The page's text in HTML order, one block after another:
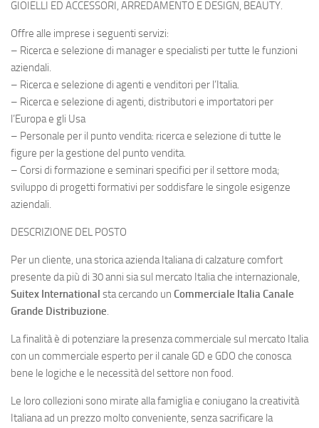
GIOIELLI ED ACCESSORI, ARREDAMENTO E DESIGN, BEAUTY.
Offre alle imprese i seguenti servizi:
– Ricerca e selezione di manager e specialisti per tutte le funzioni
aziendali.
– Ricerca e selezione di agenti e venditori per l’Italia.
– Ricerca e selezione di agenti, distributori e importatori per
l’Europa e gli Usa
– Personale per il punto vendita: ricerca e selezione di tutte le
figure per la gestione del punto vendita.
– Corsi di formazione e seminari specifici per il settore moda;
sviluppo di progetti formativi per soddisfare le singole esigenze
aziendali.
DESCRIZIONE DEL POSTO
Per un cliente, una storica azienda Italiana di calzature comfort
presente da più di 30 anni sia sul mercato Italia che internazionale,
Suitex International sta cercando un Commerciale Italia Canale
Grande Distribuzione.
La finalità è di potenziare la presenza commerciale sul mercato Italia
con un commerciale esperto per il canale GD e GDO che conosca
bene le logiche e le necessità del settore non food.
Le loro collezioni sono mirate alla famiglia e coniugano la creatività
Italiana ad un prezzo molto conveniente, senza sacrificare la